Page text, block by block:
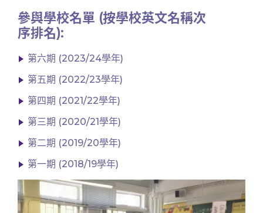
參與學校名單 (按學校英文名稱次
序排名):
第六期 (2023/24學年)
第五期 (2022/23學年)
第四期 (2021/22學年)
第三期 (2020/21學年)
第二期 (2019/20學年)
第一期 (2018/19學年)